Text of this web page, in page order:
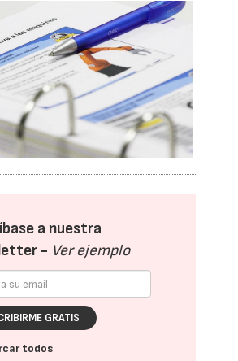
a nuestra
- Ver ejemplo
GRATIS
todos